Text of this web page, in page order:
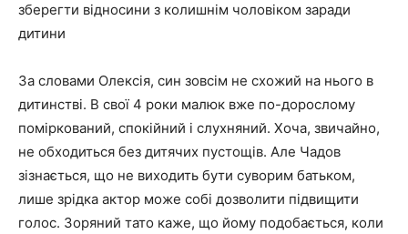
зберегти відносини з колишнім чоловіком заради
дитини
За словами Олексія, син зовсім не схожий на нього в
дитинстві. В свої 4 роки малюк вже по-дорослому
поміркований, спокійний і слухняний. Хоча, звичайно,
не обходиться без дитячих пустощів. Але Чадов
зізнається, що не виходить бути суворим батьком,
лише зрідка актор може собі дозволити підвищити
голос. Зоряний тато каже, що йому подобається, коли